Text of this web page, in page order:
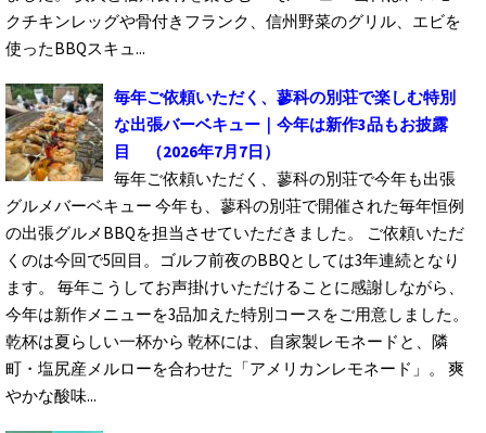
クチキンレッグや骨付きフランク、信州野菜のグリル、エビを
使ったBBQスキュ...
毎年ご依頼いただく、蓼科の別荘で楽しむ特別
な出張バーベキュー｜今年は新作3品もお披露
目
（2026年7月7日）
毎年ご依頼いただく、蓼科の別荘で今年も出張
グルメバーベキュー 今年も、蓼科の別荘で開催された毎年恒例
の出張グルメBBQを担当させていただきました。 ご依頼いただ
くのは今回で5回目。ゴルフ前夜のBBQとしては3年連続となり
ます。 毎年こうしてお声掛けいただけることに感謝しながら、
今年は新作メニューを3品加えた特別コースをご用意しました。
乾杯は夏らしい一杯から 乾杯には、自家製レモネードと、隣
町・塩尻産メルローを合わせた「アメリカンレモネード」。 爽
やかな酸味...